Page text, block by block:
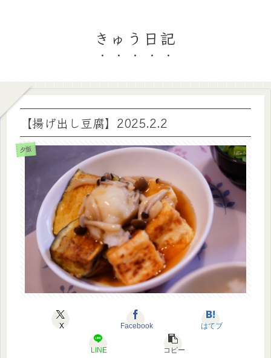
きゅう日記
【揚げ出し豆腐】2025.2.2
夕飯
X Facebook はてブ
LINE コピー